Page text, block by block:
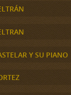
Y SU PIANO